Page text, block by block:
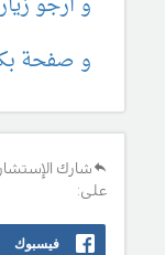
و صفحة
شارك
على:
فيسبوك